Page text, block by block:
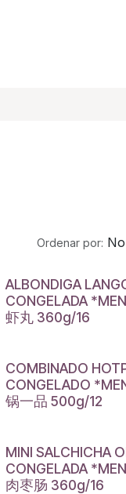
Ordenar por:
ALBONDIGA
CONGELADA
虾丸 360g/16
COMBINADO
CONGELADO
锅一品 500g/12
MINI SALCHICHA
CONGELADA
肉枣肠 360g/16